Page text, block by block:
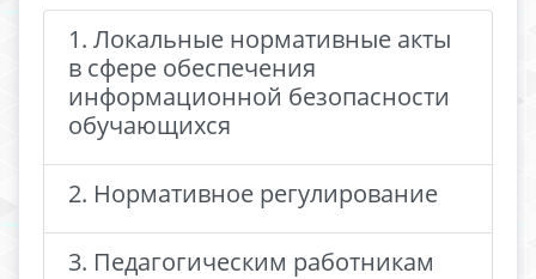
1. Локальные нормативные акты
в сфере обеспечения
информационной безопасности
обучающихся
2. Нормативное регулирование
3. Педагогическим работникам